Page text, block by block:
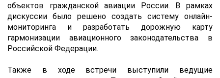
объектов гражданской авиации России. В рамках
дискуссии было решено создать систему онлайн-
мониторинга и разработать дорожную карту
гармонизации авиационного законодательства в
Российской Федерации.
Также в ходе встречи выступили ведущие